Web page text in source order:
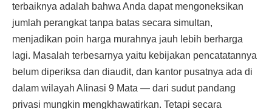
terbaiknya adalah bahwa Anda dapat mengoneksikan
jumlah perangkat tanpa batas secara simultan,
menjadikan poin harga murahnya jauh lebih berharga
lagi. Masalah terbesarnya yaitu kebijakan pencatatannya
belum diperiksa dan diaudit, dan kantor pusatnya ada di
dalam wilayah Alinasi 9 Mata — dari sudut pandang
privasi mungkin mengkhawatirkan. Tetapi secara